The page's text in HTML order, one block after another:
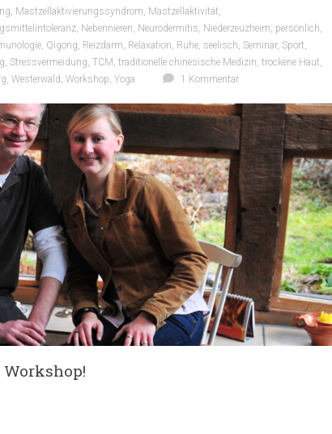
, Mastzellaktivierungssyndrom, Mastzellaktivität,
, Nebennieren, Neurodermitis, Niederzeuzheim, persönlich,
, Qigong, Reizdarm, Relaxation, Ruhe, seelisch, Seminar, Sport,
, Stressvermeidung, TCM , traditionelle chinesische Medizin, trockene Haut,
, Westerwald , Workshop, Yoga 1 Kommentar